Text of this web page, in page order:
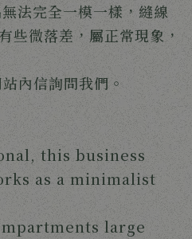
法完全一模一樣，縫線
些微落差，屬正常現象，
內信詢問我們。
this business
as a minimalist
large